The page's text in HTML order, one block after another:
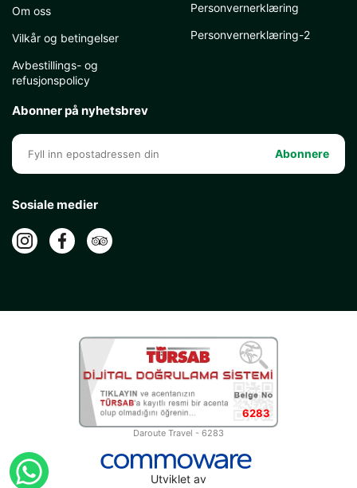
Om oss
Vilkår og betingelser
Avbestillings- og
refusjonspolicy
Personvernerklæring
Personvernerklæring-2
Abonner på nyhetsbrev
Abonnere
Sosiale medier
6283
Daroute Travel - 6283
Utviklet av